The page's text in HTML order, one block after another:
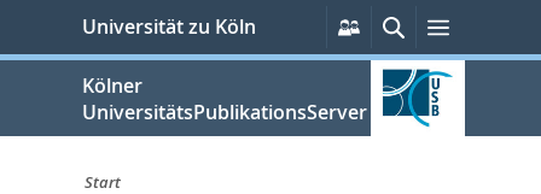
springen
Universität zu Köln
Persönliche
Services
SucheMenü
Kölner
UniversitätsPublikationsServer
Start